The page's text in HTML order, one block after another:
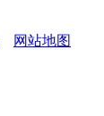
网站地图